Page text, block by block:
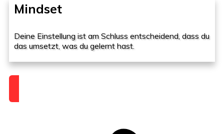
Mindset
Deine Einstellung ist am Schluss entscheidend, dass du
das umsetzt, was du gelernt hast.